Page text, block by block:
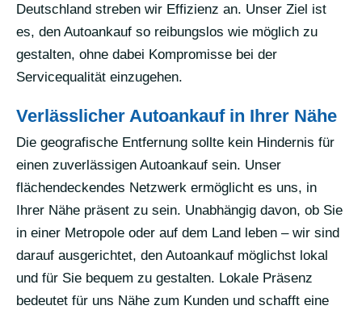
Deutschland streben wir Effizienz an. Unser Ziel ist
es, den Autoankauf so reibungslos wie möglich zu
gestalten, ohne dabei Kompromisse bei der
Servicequalität einzugehen.
Verlässlicher Autoankauf in Ihrer Nähe
Die geografische Entfernung sollte kein Hindernis für
einen zuverlässigen Autoankauf sein. Unser
flächendeckendes Netzwerk ermöglicht es uns, in
Ihrer Nähe präsent zu sein. Unabhängig davon, ob Sie
in einer Metropole oder auf dem Land leben – wir sind
darauf ausgerichtet, den Autoankauf möglichst lokal
und für Sie bequem zu gestalten. Lokale Präsenz
bedeutet für uns Nähe zum Kunden und schafft eine